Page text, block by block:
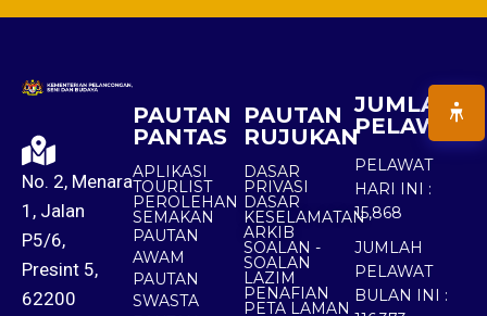
No. 2, Menara
1, Jalan
P5/6,
Presint 5,
62200
PAUTAN
PANTAS
APLIKASI
TOURLIST
PEROLEHAN
SEMAKAN
PAUTAN
AWAM
PAUTAN
SWASTA
PAUTAN
RUJUKAN
DASAR
PRIVASI
DASAR
KESELAMATAN
ARKIB
SOALAN -
SOALAN
LAZIM
PENAFIAN
PETA LAMAN
JUMLAH
PELAWAT
PELAWAT
HARI INI :
15,868
JUMLAH
PELAWAT
BULAN INI :